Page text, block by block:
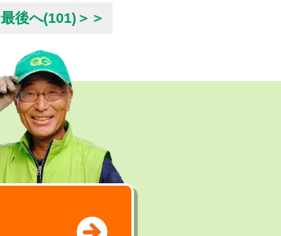
最後へ(101)＞＞